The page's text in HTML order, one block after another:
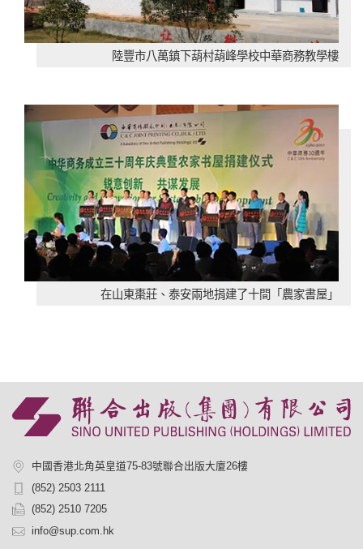
陸豐市八萬鎮下葫村葫峰學校中華商務教學樓
在山東棗莊、泰安兩地捐建了十間「農家書屋」
中國香港北角英皇道75-83號聯合出版大廈26樓
(852) 2503 2111
(852) 2510 7205
info@sup.com.hk